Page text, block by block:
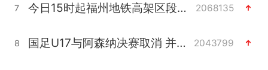
7 今日15时起福州地铁高架区段停运 2068135
8 国足U17与阿森纳决赛取消 并列冠军 2043799